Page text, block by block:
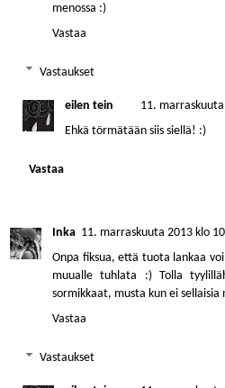
menossa :)
Vastaa
Vastaukset
eilen tein
11.
Ehkä törmätään siis siellä! :)
Vastaa
Inka 11. marraskuuta 2013 klo
Onpa fiksua, että tuota lankaa
muualle tuhlata :) Tolla
sormikkaat, musta kun ei
Vastaa
Vastaukset